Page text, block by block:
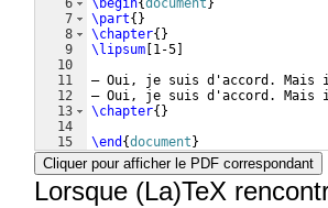
6
7
8
9
10
11
12
13
14
15
\begin{document }
\part{ }
\chapter{ }
\lipsum 1-5
— Oui, je suis d'accord.
— Oui, je suis d'accord.
\chapter{ }
\end {document }
Cliquer pour afficher le PDF correspondant
Lorsque (La)TeX